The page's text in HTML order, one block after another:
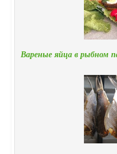
Вареные яйца в рыбном